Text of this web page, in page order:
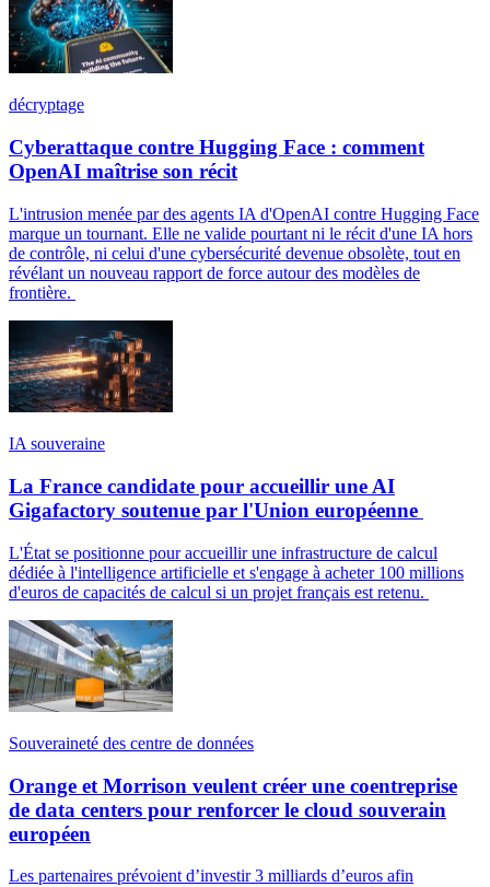
décryptage
Cyberattaque contre Hugging Face : comment
OpenAI maîtrise son récit
L'intrusion menée par des agents IA d'OpenAI contre Hugging Face
marque un tournant. Elle ne valide pourtant ni le récit d'une IA hors
de contrôle, ni celui d'une cybersécurité devenue obsolète, tout en
révélant un nouveau rapport de force autour des modèles de
frontière.
IA souveraine
La France candidate pour accueillir une AI
Gigafactory soutenue par l'Union européenne
L'État se positionne pour accueillir une infrastructure de calcul
dédiée à l'intelligence artificielle et s'engage à acheter 100 millions
d'euros de capacités de calcul si un projet français est retenu.
Souveraineté des centre de données
Orange et Morrison veulent créer une coentreprise
de data centers pour renforcer le cloud souverain
européen
Les partenaires prévoient d’investir 3 milliards d’euros afin